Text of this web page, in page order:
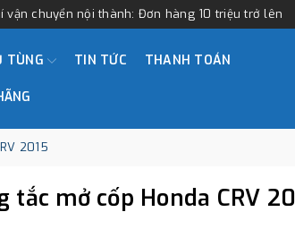
vận chuyển nội thành: Đơn hàng 10 triệu trở lên
TÙNG TIN TỨC THANH TOÁN
2015
tắc mở cốp Honda CRV